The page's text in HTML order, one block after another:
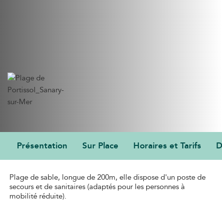
Présentation Sur Place Horaires et Tarifs
Plage de sable, longue de 200m, elle dispose d'un poste de
secours et de sanitaires (adaptés pour les personnes à
mobilité réduite).